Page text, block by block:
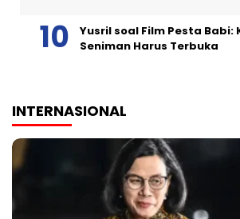
Yusril soal Film Pesta Babi:
Seniman Harus Terbuka
INTERNASIONAL